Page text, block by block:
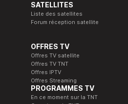
SATELLITES
Liste des satellites
Forum réception satellite
OFFRES TV
Offres TV satellite
Offres TV TNT
Offres IPTV
Offres Streaming
PROGRAMMES TV
En ce moment sur la TNT